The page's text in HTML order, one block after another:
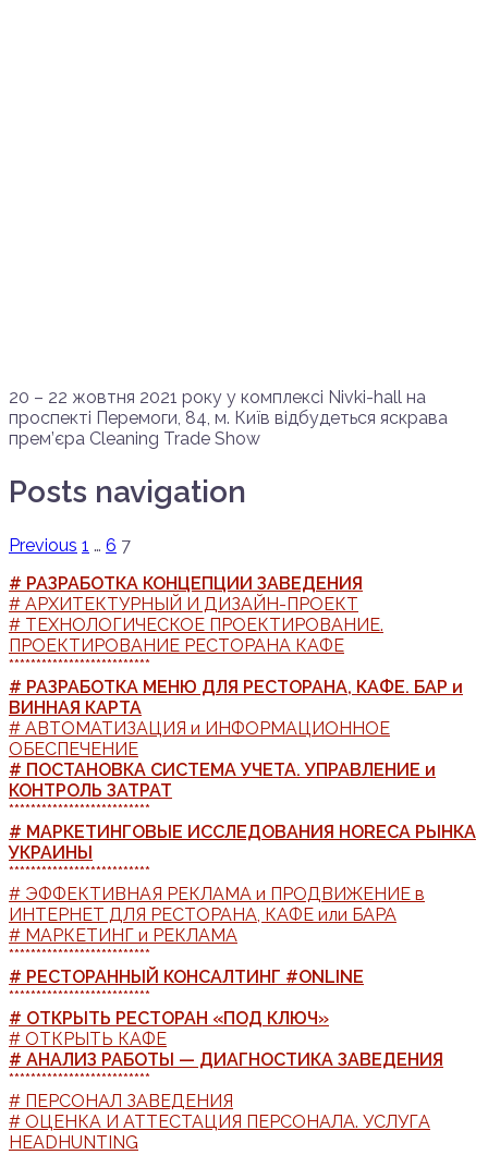
20 – 22 жовтня 2021 року у комплексі Nivki-hall на
проспекті Перемоги, 84, м. Київ відбудеться яскрава
прем’єра Сleaning Trade Show
Posts navigation
Previous 1 … 6 7
# РАЗРАБОТКА КОНЦЕПЦИИ ЗАВЕДЕНИЯ
# АРХИТЕКТУРНЫЙ И ДИЗАЙН-ПРОЕКТ
# ТЕХНОЛОГИЧЕСКОЕ ПРОЕКТИРОВАНИЕ.
ПРОЕКТИРОВАНИЕ РЕСТОРАНА КАФЕ
**************************
# РАЗРАБОТКА МЕНЮ ДЛЯ РЕСТОРАНА, КАФЕ. БАР и
ВИННАЯ КАРТА
# АВТОМАТИЗАЦИЯ и ИНФОРМАЦИОННОЕ
ОБЕСПЕЧЕНИЕ
# ПОСТАНОВКА СИСТЕМА УЧЕТА. УПРАВЛЕНИЕ и
КОНТРОЛЬ ЗАТРАТ
**************************
# МАРКЕТИНГОВЫЕ ИССЛЕДОВАНИЯ HORECA РЫНКА
УКРАИНЫ
**************************
# ЭФФЕКТИВНАЯ РЕКЛАМА и ПРОДВИЖЕНИЕ в
ИНТЕРНЕТ ДЛЯ РЕСТОРАНА, КАФЕ или БАРА
# МАРКЕТИНГ и РЕКЛАМА
**************************
# РЕСТОРАННЫЙ КОНСАЛТИНГ #ONLINE
**************************
# ОТКРЫТЬ РЕСТОРАН «ПОД КЛЮЧ»
# ОТКРЫТЬ КАФЕ
# АНАЛИЗ РАБОТЫ — ДИАГНОСТИКА ЗАВЕДЕНИЯ
**************************
# ПЕРСОНАЛ ЗАВЕДЕНИЯ
# ОЦЕНКА И АТТЕСТАЦИЯ ПЕРСОНАЛА. УСЛУГА
HEADHUNTING